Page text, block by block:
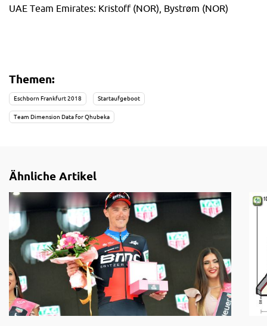
UAE Team Emirates: Kristoff (NOR), Bystrøm (NOR)
Themen:
Eschborn Frankfurt 2018 Startaufgeboot
Team Dimension Data for Qhubeka
Ähnliche Artikel